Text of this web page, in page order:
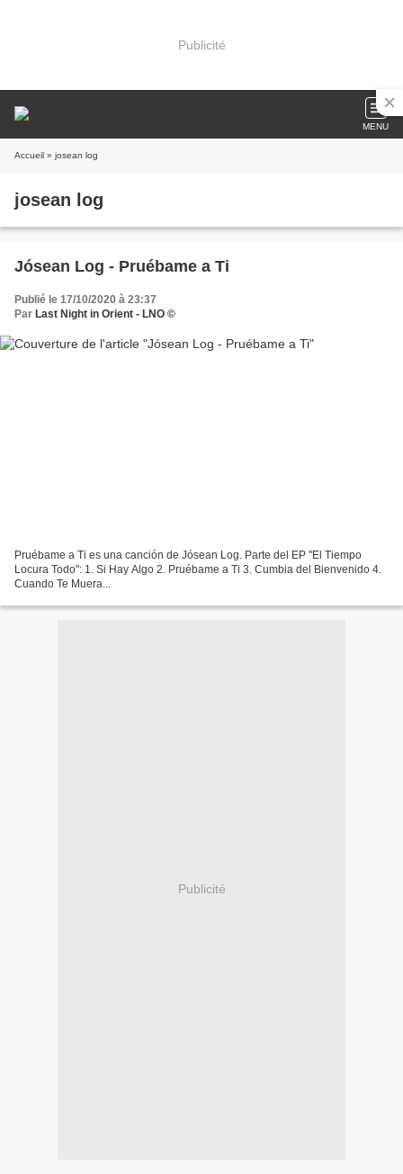
Publicité
MENU
Accueil » josean log
josean log
Jósean Log - Pruébame a Ti
Publié le 17/10/2020 à 23:37
Par Last Night in Orient - LNO ©
Pruébame a Ti es una canción de Jósean Log. Parte del EP "El Tiempo
Locura Todo": 1. Si Hay Algo 2. Pruébame a Ti 3. Cumbia del Bienvenido 4.
Cuando Te Muera...
Publicité